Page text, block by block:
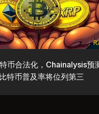
币合法化，Chainalysis预
特币普及率将位列第三